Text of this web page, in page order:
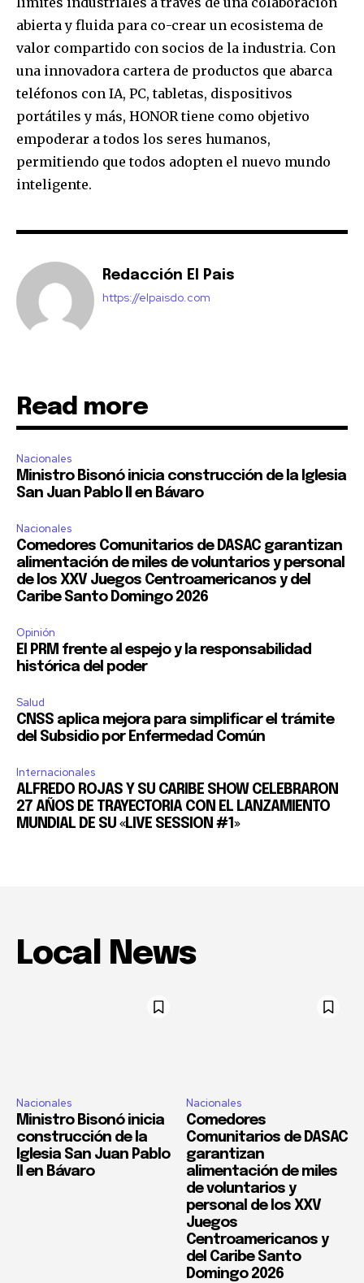
abierta y fluida para co-crear un ecosistema de
valor compartido con socios de la industria. Con
una innovadora cartera de productos que abarca
teléfonos con IA, PC, tabletas, dispositivos
portátiles y más, HONOR tiene como objetivo
empoderar a todos los seres humanos,
permitiendo que todos adopten el nuevo mundo
inteligente.
Redacción El Pais
https://elpaisdo.com
Read more
Nacionales
Ministro Bisonó inicia construcción de la Iglesia
San Juan Pablo II en Bávaro
Nacionales
Comedores Comunitarios de DASAC garantizan
alimentación de miles de voluntarios y personal
de los XXV Juegos Centroamericanos y del
Caribe Santo Domingo 2026
Opinión
El PRM frente al espejo y la responsabilidad
histórica del poder
Salud
CNSS aplica mejora para simplificar el trámite
del Subsidio por Enfermedad Común
Internacionales
ALFREDO ROJAS Y SU CARIBE SHOW CELEBRARON
27 AÑOS DE TRAYECTORIA CON EL LANZAMIENTO
MUNDIAL DE SU «LIVE SESSION #1»
Local News
Nacionales
Ministro Bisonó inicia
construcción de la
Iglesia San Juan Pablo
II en Bávaro
Nacionales
Comedores
Comunitarios de DASAC
garantizan
alimentación de miles
de voluntarios y
personal de los XXV
Juegos
Centroamericanos y
del Caribe Santo
Domingo 2026